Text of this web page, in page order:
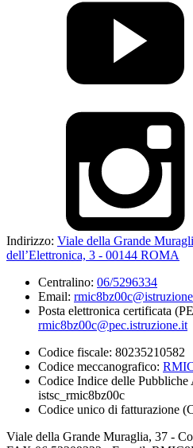
Indirizzo: Viale della Grande
dell’Elettronica, 3 - 00144 ROMA
Centralino: 06/5296334
Email:
Posta elettronica certificata
rmic8bz00c@pec.istruzione.it
Codice fiscale: 80235210582
Codice meccanografico:
Codice Indice delle
istsc_rmic8bz00c
Codice unico di fatturazione
Viale della Grande Muraglia, 37 -